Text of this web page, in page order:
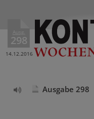
Ausg.
298
14.12.2016
Ausgabe 298